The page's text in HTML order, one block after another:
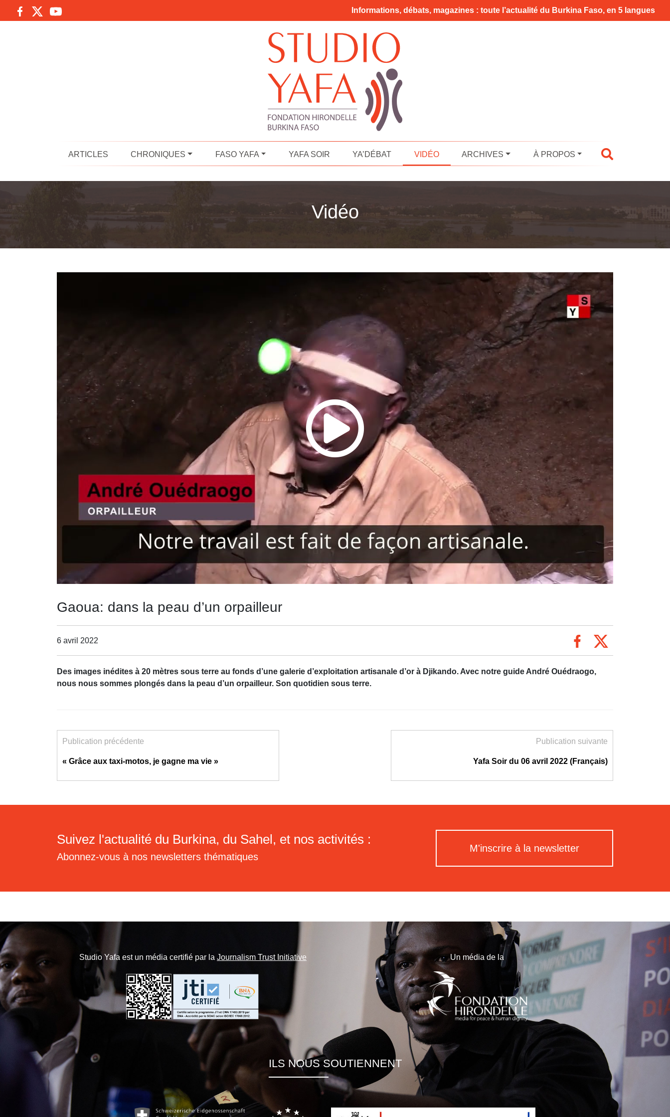
Informations, débats, magazines : toute l’actualité du Burkina Faso, en 5 langues
ARTICLES CHRONIQUES FASO YAFA YAFA SOIR YA’DÉBAT VIDÉO ARCHIVES À PROPOS
Vidéo
Gaoua: dans la peau d’un orpailleur
6 avril 2022
Des images inédites à 20 mètres sous terre au fonds d’une galerie d’exploitation artisanale d’or à Djikando. Avec notre guide André Ouédraogo,
nous nous sommes plongés dans la peau d’un orpailleur. Son quotidien sous terre.
Publication précédente
« Grâce aux taxi-motos, je gagne ma vie »
Publication suivante
Yafa Soir du 06 avril 2022 (Français)
Suivez l'actualité du Burkina, du Sahel, et nos activités :
Abonnez-vous à nos newsletters thématiques
M'inscrire à la newsletter
Studio Yafa est un média certifié par la Journalism Trust Initiative Un média de la
ILS NOUS SOUTIENNENT